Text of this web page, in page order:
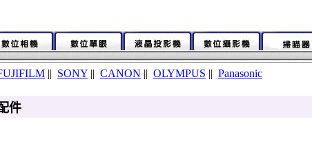
|| SONY || CANON || OLYMPUS || Panasonic
件